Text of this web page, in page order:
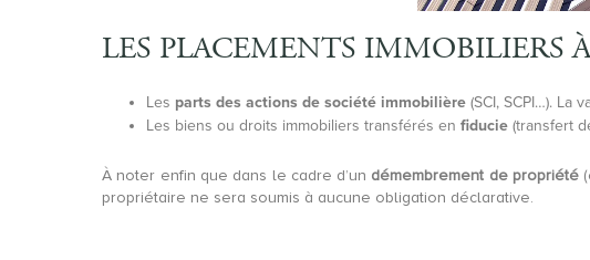
LES PLACEMENTS IMMOBILIERS
Les parts des actions de société immobilière (SCI, SCPI…). La
Les biens ou droits immobiliers transférés en fiducie (transfert
À noter enfin que dans le cadre d’un démembrement de propriété
propriétaire ne sera soumis à aucune obligation déclarative.